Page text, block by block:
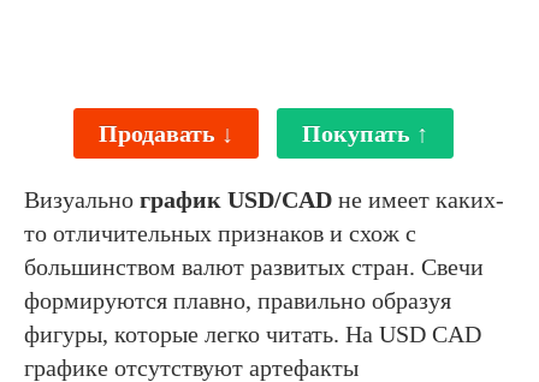
Продавать ↓ Покупать ↑
Визуально график USD/CAD не имеет каких-
то отличительных признаков и схож с
большинством валют развитых стран. Свечи
формируются плавно, правильно образуя
фигуры, которые легко читать. На USD CAD
графике отсутствуют артефакты